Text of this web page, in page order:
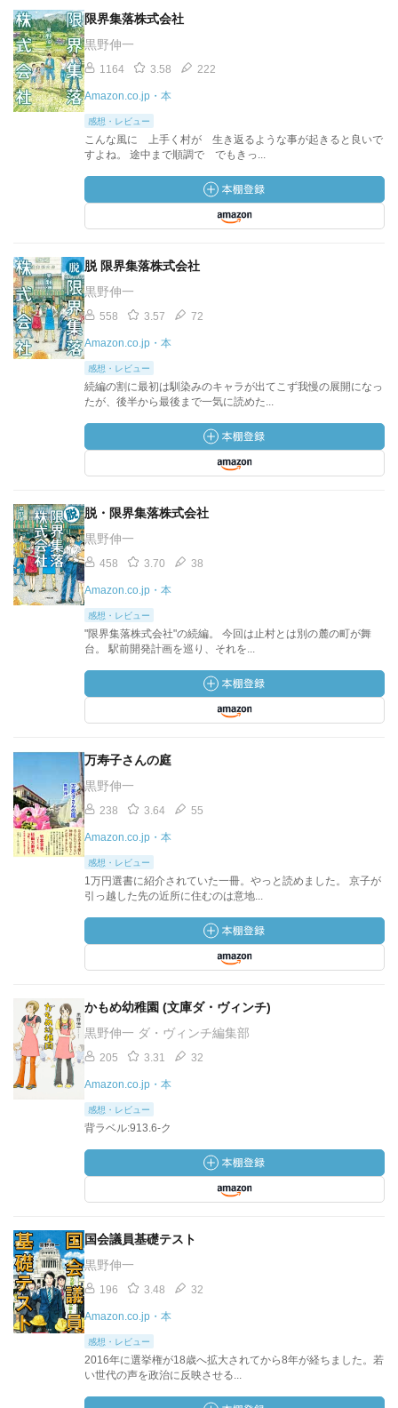
限界集落株式会社
黒野伸一
1164 3.58 222
Amazon.co.jp・本
感想・レビュー
こんな風に 上手く村が 生き返るような事が起きると良いで
すよね。 途中まで順調で でもきっ...
脱 限界集落株式会社
黒野伸一
558 3.57 72
Amazon.co.jp・本
感想・レビュー
続編の割に最初は馴染みのキャラが出てこず我慢の展開になっ
たが、後半から最後まで一気に読めた...
脱・限界集落株式会社
黒野伸一
458 3.70 38
Amazon.co.jp・本
感想・レビュー
"限界集落株式会社"の続編。 今回は止村とは別の麓の町が舞
台。 駅前開発計画を巡り、それを...
万寿子さんの庭
黒野伸一
238 3.64 55
Amazon.co.jp・本
感想・レビュー
1万円選書に紹介されていた一冊。やっと読めました。 京子が
引っ越した先の近所に住むのは意地...
かもめ幼稚園 (文庫ダ・ヴィンチ)
黒野伸一 ダ・ヴィンチ編集部
205 3.31 32
Amazon.co.jp・本
感想・レビュー
背ラベル:913.6-ク
国会議員基礎テスト
黒野伸一
196 3.48 32
Amazon.co.jp・本
感想・レビュー
2016年に選挙権が18歳へ拡大されてから8年が経ちました。若
い世代の声を政治に反映させる...